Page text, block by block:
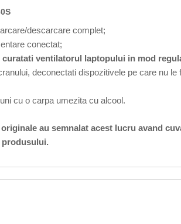
descarcare complet;
conectat;
curatati ventilatorul laptopului in mod
deconectati dispozitivele pe care nu
cu o carpa umezita cu alcool.
au semnalat acest lucru avand
produsului.